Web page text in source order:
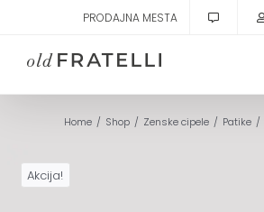
content
PRODAJNA MESTA
Home Shop Zenske cipele Patike
Akcija!